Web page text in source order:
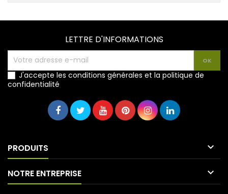
LETTRE D'INFORMATIONS
J'accepte les conditions générales et la politique de
confidentialité
PRODUITS 
NOTRE ENTREPRISE 